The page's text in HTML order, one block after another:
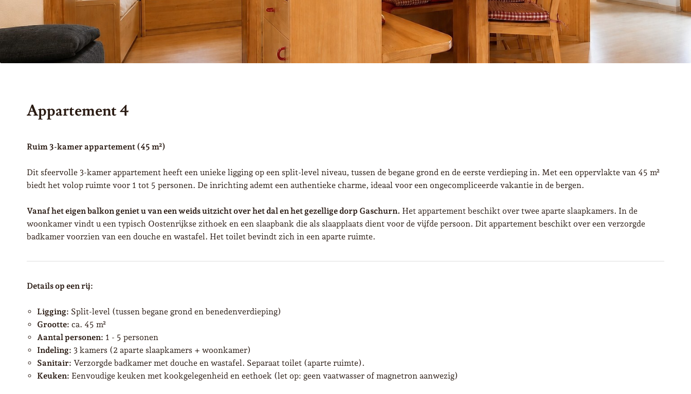
Appartement 4
Ruim 3-kamer appartement (45 m²)
Dit sfeervolle 3-kamer appartement heeft een unieke ligging op een split-level niveau, tussen de begane grond en de eerste verdieping in. Met een oppervlakte van 45 m²
biedt het volop ruimte voor 1 tot 5 personen. De inrichting ademt een authentieke charme, ideaal voor een ongecompliceerde vakantie in de bergen.
Vanaf het eigen balkon geniet u van een weids uitzicht over het dal en het gezellige dorp Gaschurn. Het appartement beschikt over twee aparte slaapkamers. In de
woonkamer vindt u een typisch Oostenrijkse zithoek en een slaapbank die als slaapplaats dient voor de vijfde persoon. Dit appartement beschikt over een verzorgde
badkamer voorzien van een douche en wastafel. Het toilet bevindt zich in een aparte ruimte.
Details op een rij:
Ligging: Split-level (tussen begane grond en benedenverdieping)
Grootte: ca. 45 m²
Aantal personen: 1 - 5 personen
Indeling: 3 kamers (2 aparte slaapkamers + woonkamer)
Sanitair: Verzorgde badkamer met douche en wastafel. Separaat toilet (aparte ruimte).
Keuken: Eenvoudige keuken met kookgelegenheid en eethoek (let op: geen vaatwasser of magnetron aanwezig)